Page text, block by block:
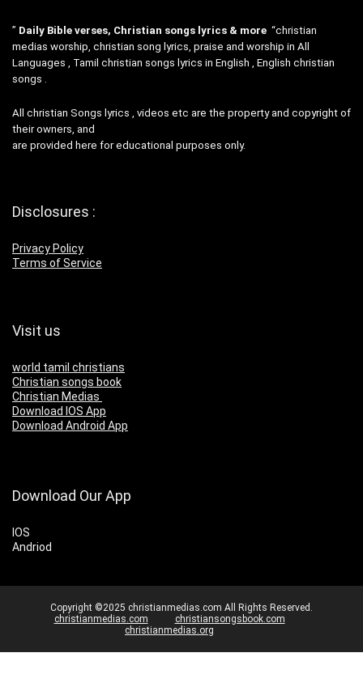
” Daily Bible verses, Christian songs lyrics & more “christian
medias worship, christian song lyrics, praise and worship in All
Languages , Tamil christian songs lyrics in English , English christian
songs .
All christian Songs lyrics , videos etc are the property and copyright of
their owners, and
are provided here for educational purposes only.
Disclosures :
Privacy Policy
Terms of Service
Visit us
world tamil christians
Christian songs book
Christian Medias
Download IOS App
Download Android App
Download Our App
IOS
Andriod
Copyright ©2025 christianmedias.com All Rights Reserved.
christianmedias.com
christiansongsbook.com
christianmedias.org